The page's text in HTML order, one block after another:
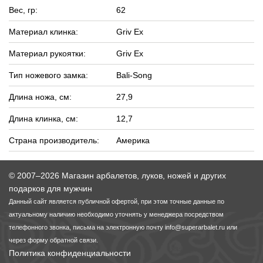
Вес, гр: 62
Материал клинка: Griv Ex
Материал рукоятки: Griv Ex
Тип ножевого замка: Bali-Song
Длина ножа, см: 27,9
Длина клинка, см: 12,7
Страна производитель: Америка
© 2007–2026 Магазин арбалетов, луков, ножей и других
подарков для мужчин
Данный сайт является публичной офертой, при этом точные данные по
актуальному наличию необходимо уточнять у менеджера посредством
телефонного звонка, письма на электронную почту info@superarbalet.ru или
через форму обратной связи.
Политика конфиденциальности